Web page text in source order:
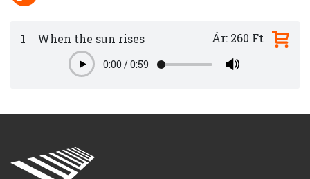
1 When the sun rises
Play0:00 /0:59
Ár: 260 Ft